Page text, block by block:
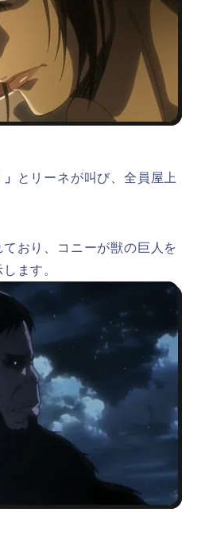
とリーネが叫び、全員屋上
おり、コニーが獣の巨人を
ます。